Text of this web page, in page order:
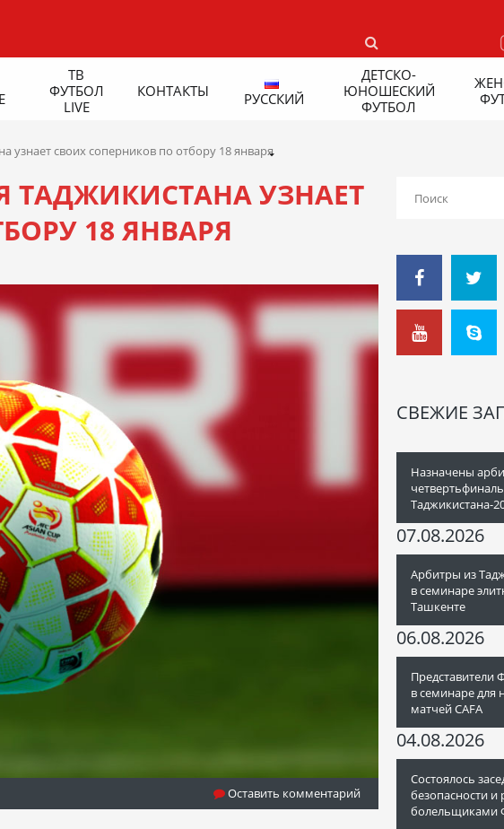
ТВ
ФУТБОЛ
LIVE
КОНТАКТЫ РУССКИЙ
ДЕТСКО-
ЮНОШЕСКИЙ
ФУТБОЛ
узнает своих соперников по отбору 18 января
ТАДЖИКИСТАНА УЗНАЕТ
18 ЯНВАРЯ
Оставить комментарий
СВЕЖИЕ
Назначены
Таджикистана-
07.08.2026
Арбитры из
в семинаре
Ташкенте
06.08.2026
Представители
в семинаре для
матчей CAFA
04.08.2026
Состоялось
безопасности и
болельщиками